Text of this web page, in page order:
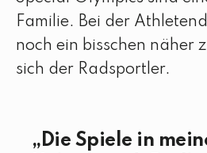
Familie. Bei der
noch ein bisschen näher
sich der Radsportler.
Die Spiele in